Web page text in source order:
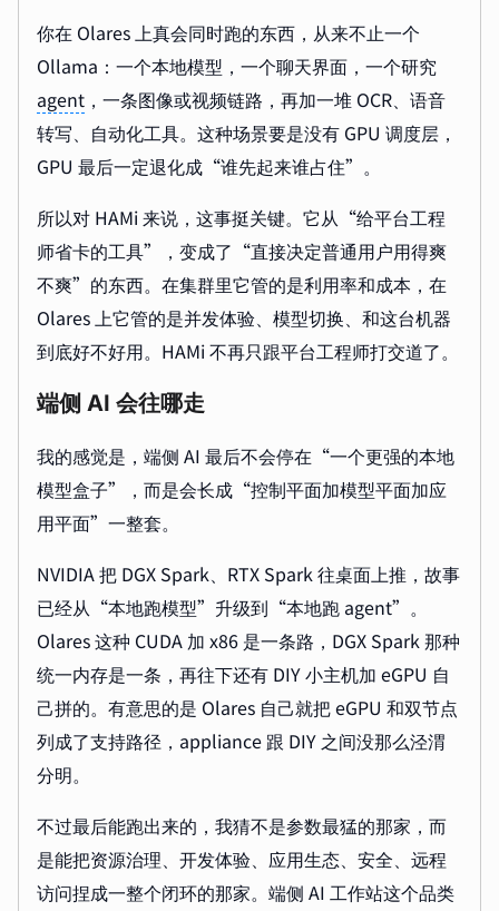
你在 Olares 上真会同时跑的东西，从来不止一个
Ollama：一个本地模型，一个聊天界面，一个研究
agent ，一条图像或视频链路，再加一堆 OCR、语音
转写、自动化工具。这种场景要是没有 GPU 调度层，
GPU 最后一定退化成“谁先起来谁占住”。
所以对 HAMi 来说，这事挺关键。它从“给平台工程
师省卡的工具”，变成了“直接决定普通用户用得爽
不爽”的东西。在集群里它管的是利用率和成本，在
Olares 上它管的是并发体验、模型切换、和这台机器
到底好不好用。HAMi 不再只跟平台工程师打交道了。
端侧 AI 会往哪走
我的感觉是，端侧 AI 最后不会停在“一个更强的本地
模型盒子”，而是会长成“控制平面加模型平面加应
用平面”一整套。
NVIDIA 把 DGX Spark、RTX Spark 往桌面上推，故事
已经从“本地跑模型”升级到“本地跑 agent”。
Olares 这种 CUDA 加 x86 是一条路，DGX Spark 那种
统一内存是一条，再往下还有 DIY 小主机加 eGPU 自
己拼的。有意思的是 Olares 自己就把 eGPU 和双节点
列成了支持路径，appliance 跟 DIY 之间没那么泾渭
分明。
不过最后能跑出来的，我猜不是参数最猛的那家，而
是能把资源治理、开发体验、应用生态、安全、远程
访问捏成一整个闭环的那家。端侧 AI 工作站这个品类